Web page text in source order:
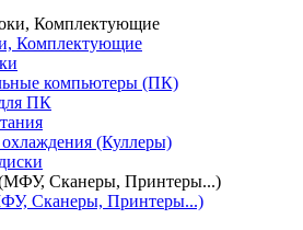
Комплектующие
компьютеры (ПК)
ПК
(Куллеры)
Сканеры, Принтеры...)